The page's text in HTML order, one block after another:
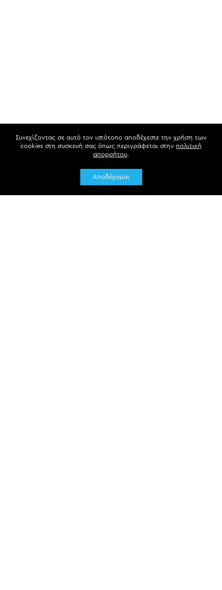
Συνεχίζοντας σε αυτό τον ιστότοπο αποδέχεστε την χρήση των
cookies στη συσκευή σας όπως περιγράφεται στην πολιτική
απορρήτου.
Αποδέχομαι